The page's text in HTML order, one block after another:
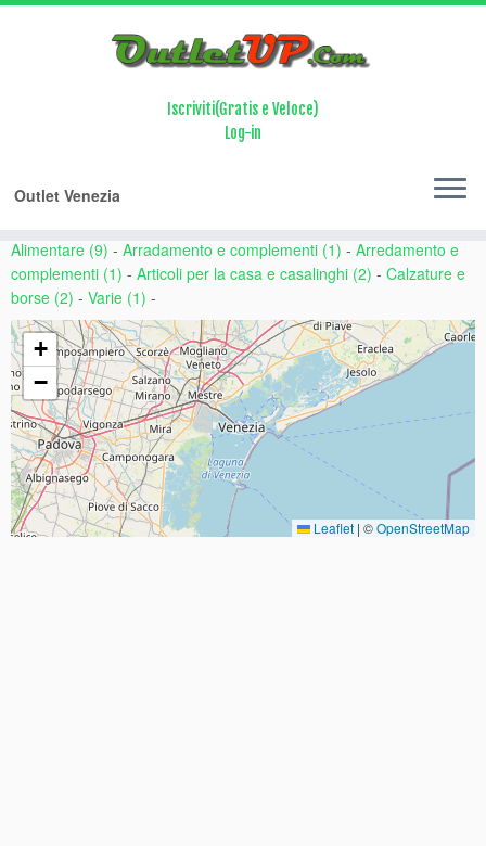
Array ( [0] => citta [1] => regione [2] => provincia [3] => nome )
000011112222333344445555666677778888
Iscriviti(Gratis e Veloce)
Log-in
Outlet Venezia
Home Province
Alimentare (9) - Arradamento e complementi (1) - Arredamento e
complementi (1) - Articoli per la casa e casalinghi (2) - Calzature e
borse (2) - Varie (1) -
+
−
Leaflet | ©OpenStreetMap